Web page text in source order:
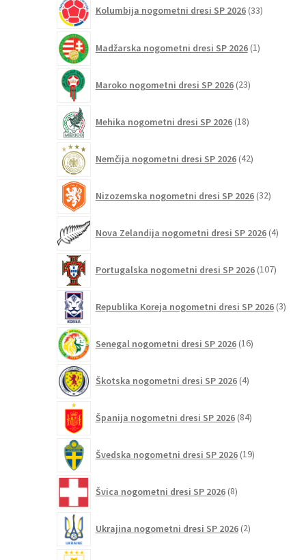
Kolumbija nogometni dresi SP 2026 33izdelkov
Madžarska nogometni dresi SP 2026 1izdelek
Maroko nogometni dresi SP 2026 23izdelkov
Mehika nogometni dresi SP 2026 18izdelkov
Nemčija nogometni dresi SP 2026 42izdelkov
Nizozemska nogometni dresi SP 2026 32izdelkov
Nova Zelandija nogometni dresi SP 2026 4izdelki
Portugalska nogometni dresi SP 2026 107
Republika Koreja nogometni dresi SP 2026 3
Senegal nogometni dresi SP 2026 16izdelkov
Škotska nogometni dresi SP 2026 4izdelki
Španija nogometni dresi SP 2026 84izdelkov
Švedska nogometni dresi SP 2026 19izdelkov
Švica nogometni dresi SP 2026 8izdelkov
Ukrajina nogometni dresi SP 2026 2izdelka